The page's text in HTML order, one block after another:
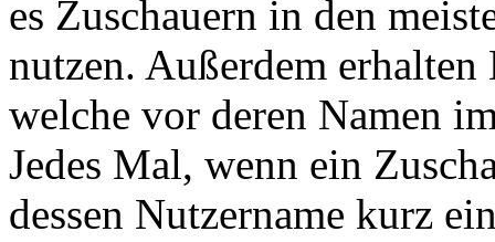
es Zuschauern in den
nutzen. Außerdem
welche vor deren Namen
Jedes Mal, wenn ein
dessen Nutzername kurz